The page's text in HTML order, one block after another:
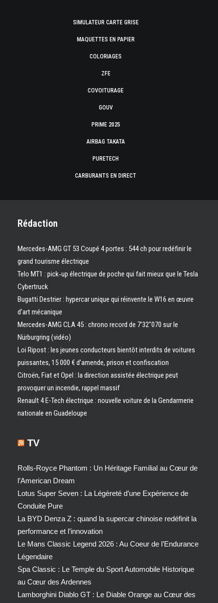
SIMULATEUR CARTE GRISE
MAQUETTES EN PAPIER
COLORIAGES
ZFE
COVOITURAGE
GOUV
PRIME 2025
AIRBAG TAKATA
PURETECH
CARBURANTS EN DIRECT
Rédaction
Mercedes-AMG GT 53 Coupé 4 portes : 544 ch pour redéfinir le
grand tourisme électrique
Telo MT1 : pick‑up électrique de poche qui fait mieux que le Tesla
Cybertruck
Bugatti Destrier : hypercar unique qui réinvente le W16 en œuvre
d’art mécanique
Mercedes-AMG CLA 45 : chrono record de 7’32″070 sur le
Nürburgring (vidéo)
Loi Ripost : les jeunes conducteurs bientôt interdits de voitures
puissantes, 15 000 € d’amende, prison et confiscation
Citroën, Fiat et Opel : la direction assistée électrique peut
provoquer un incendie, rappel massif
Renault 4 E-Tech électrique : nouvelle voiture de la Gendarmerie
nationale en Guadeloupe
TV
Rolls-Royce Phantom : Un Héritage Familial au Cœur de
l’American Dream
Lotus Super Seven : La Légèreté d’une Expérience de
Conduite Pure
La BYD Denza Z : quand la supercar chinoise redéfinit la
performance et l’innovation
Le Mans Classic Legend 2026 : Au Coeur de l’Endurance
Légendaire
Spa Classic : Le Temple du Sport Automobile Historique
au Cœur des Ardennes
Lamborghini Diablo GT : Le Diable Orange au Cœur des